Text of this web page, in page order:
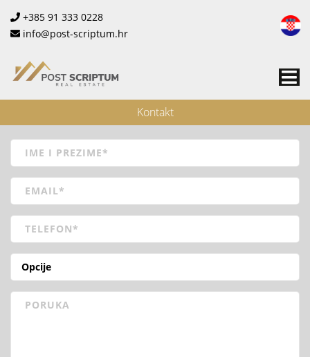
+385 91 333 0228
info@post-scriptum.hr
Kontakt